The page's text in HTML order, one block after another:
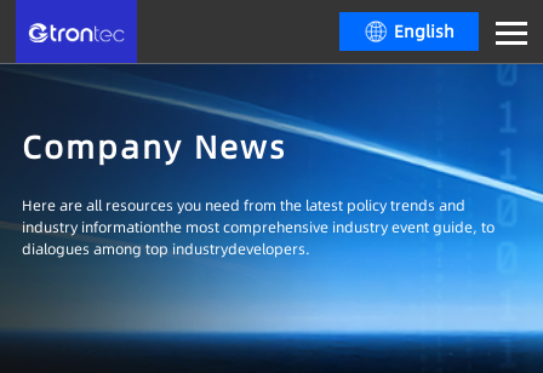
English
Company News
Here are all resources you need from the latest policy trends and
industry informationthe most comprehensive industry event guide, to
dialogues among top industrydevelopers.